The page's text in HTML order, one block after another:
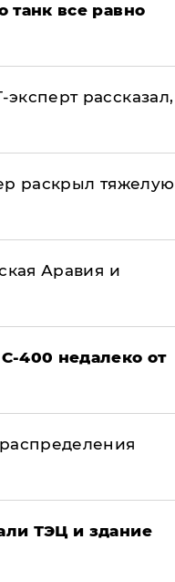
танк все равно
рассказал,
раскрыл тяжелую
Аравия и
400 недалеко от
ТЭЦ и здание